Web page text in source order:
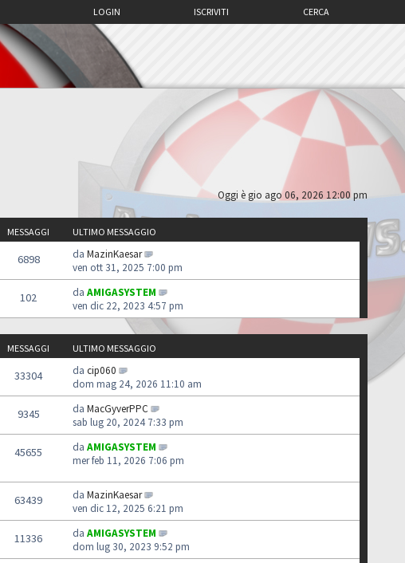
CERCA
ISCRIVITI
LOGIN
Oggi è gio ago 06, 2026 12:00 pm
MESSAGGI ULTIMO MESSAGGIO
6898 da MazinKaesar
ven ott 31, 2025 7:00 pm
102 da AMIGASYSTEM
ven dic 22, 2023 4:57 pm
MESSAGGI ULTIMO MESSAGGIO
33304 da cip060
dom mag 24, 2026 11:10 am
9345 da MacGyverPPC
sab lug 20, 2024 7:33 pm
45655 da AMIGASYSTEM
mer feb 11, 2026 7:06 pm
63439 da MazinKaesar
ven dic 12, 2025 6:21 pm
11336 da AMIGASYSTEM
dom lug 30, 2023 9:52 pm